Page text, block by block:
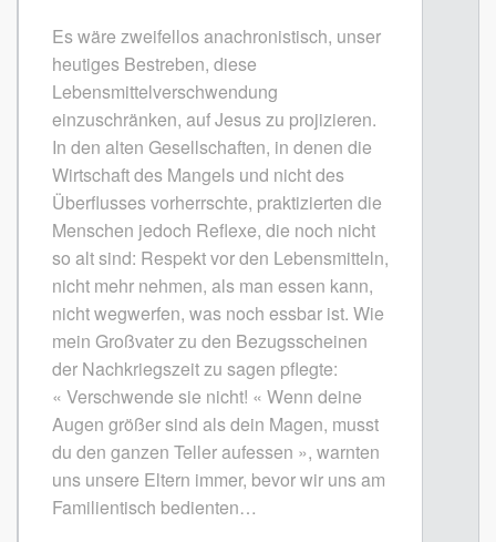
Es wäre zweifellos anachronistisch, unser
heutiges Bestreben, diese
Lebensmittelverschwendung
einzuschränken, auf Jesus zu projizieren.
In den alten Gesellschaften, in denen die
Wirtschaft des Mangels und nicht des
Überflusses vorherrschte, praktizierten die
Menschen jedoch Reflexe, die noch nicht
so alt sind: Respekt vor den Lebensmitteln,
nicht mehr nehmen, als man essen kann,
nicht wegwerfen, was noch essbar ist. Wie
mein Großvater zu den Bezugsscheinen
der Nachkriegszeit zu sagen pflegte:
« Verschwende sie nicht! « Wenn deine
Augen größer sind als dein Magen, musst
du den ganzen Teller aufessen », warnten
uns unsere Eltern immer, bevor wir uns am
Familientisch bedienten…